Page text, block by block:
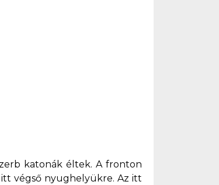
katonák éltek. A fronton
végső nyughelyükre. Az itt